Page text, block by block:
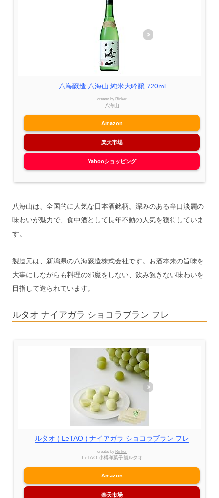
八海醸造 八海山 純米大吟醸 720ml
created by Rinker
八海山
Amazon
楽天市場
Yahooショッピング
八海山は、全国的に人気な日本酒銘柄。深みのある辛口淡麗の
味わいが魅力で、食中酒として長年不動の人気を獲得していま
す。
製造元は、新潟県の八海醸造株式会社です。お酒本来の旨味を
大事にしながらも料理の邪魔をしない、飲み飽きない味わいを
目指して造られています。
ルタオ ナイアガラ ショコラブラン フレ
ルタオ ( LeTAO ) ナイアガラ ショコラブラン フレ
created by Rinker
LeTAO 小樽洋菓子舗ルタオ
Amazon
楽天市場